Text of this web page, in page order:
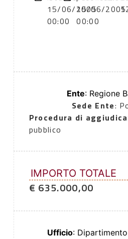
15/06/2005
00:00
15/06/2005
00:00
Ente: Regione
Sede Ente:
Procedura di
pubblico
IMPORTO TOTALE
€ 635.000,00
Ufficio: